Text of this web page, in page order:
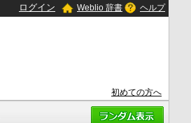
ログイン Weblio 辞書 ヘルプ
初めての方へ